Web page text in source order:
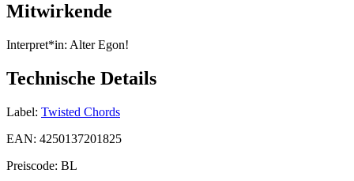
Mitwirkende
Interpret*in: Alter Egon!
Technische Details
Label: Twisted Chords
EAN: 4250137201825
Preiscode: BL